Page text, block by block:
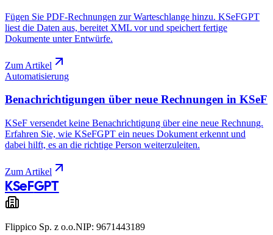
Fügen Sie PDF-Rechnungen zur Warteschlange hinzu. KSeFGPT
liest die Daten aus, bereitet XML vor und speichert fertige
Dokumente unter Entwürfe.
Zum Artikel
Automatisierung
Benachrichtigungen über neue Rechnungen in KSeF
KSeF versendet keine Benachrichtigung über eine neue Rechnung.
Erfahren Sie, wie KSeFGPT ein neues Dokument erkennt und
dabei hilft, es an die richtige Person weiterzuleiten.
Zum Artikel
KSeFGPT
Flippico Sp. z o.o.NIP: 9671443189